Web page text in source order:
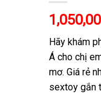
Hãy khám
Á cho chị
mơ. Giá rẻ
sextoy gắn